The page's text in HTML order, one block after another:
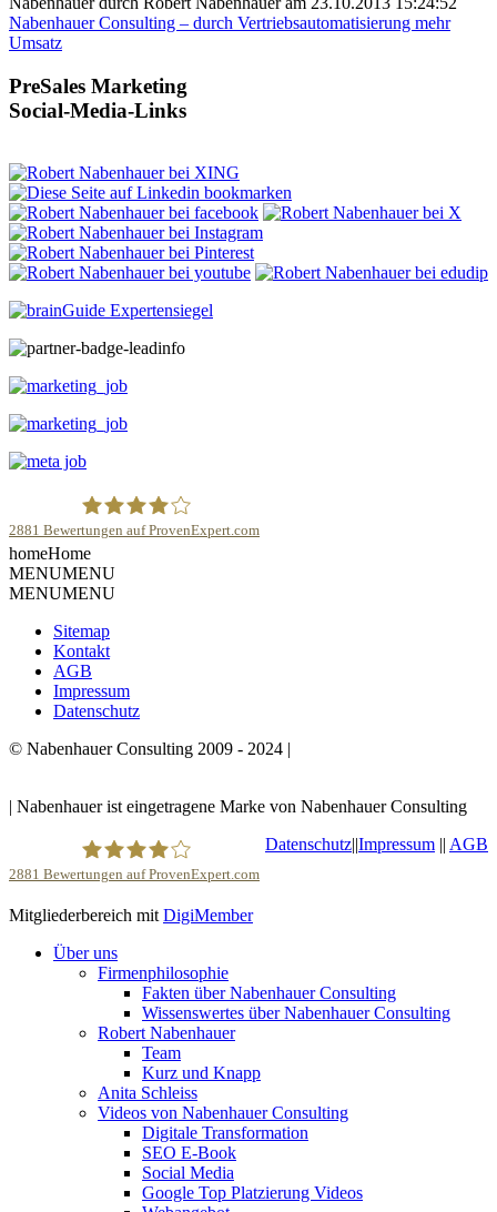
Nabenhauer Consulting – durch Vertriebsautomatisierung mehr
Umsatz
PreSales Marketing
Social-Media-Links
Robert Nabenhauer
2881 Bewertungen auf ProvenExpert.com
homeHome
MENUMENU
MENUMENU
Sitemap
Kontakt
AGB
Impressum
Datenschutz
© Nabenhauer Consulting 2009 - 2024 |
| Nabenhauer ist eingetragene Marke von Nabenhauer Consulting
Datenschutz||Impressum || AGB
Robert Nabenhauer
2881 Bewertungen auf ProvenExpert.com
Mitgliederbereich mit DigiMember
Über uns
Firmenphilosophie
Fakten über Nabenhauer Consulting
Wissenswertes über Nabenhauer Consulting
Robert Nabenhauer
Team
Kurz und Knapp
Anita Schleiss
Videos von Nabenhauer Consulting
Digitale Transformation
SEO E-Book
Social Media
Google Top Platzierung Videos